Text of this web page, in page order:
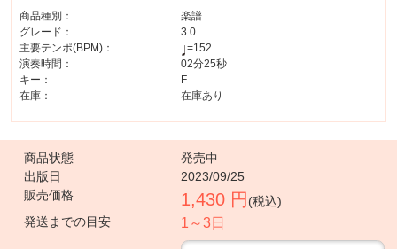
商品種別：
楽譜
グレード：
3.0
主要テンポ(BPM)：
=152
演奏時間：
02分25秒
キー：
F
在庫：
在庫あり
商品状態
発売中
出版日
2023/09/25
販売価格
1,430 円 (税込)
発送までの目安
1～3日